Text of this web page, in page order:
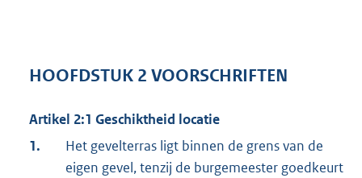
HOOFDSTUK 2 VOORSCHRIFTEN
Artikel 2:1 Geschiktheid locatie
1.
Het gevelterras ligt binnen de grens van de
eigen gevel, tenzij de burgemeester goedkeurt